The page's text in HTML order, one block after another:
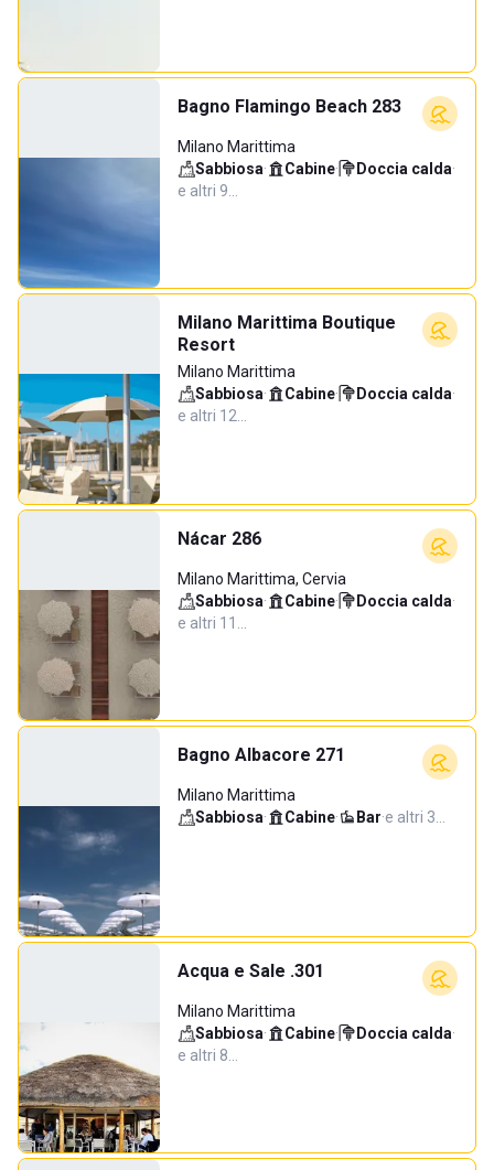
Bagno Flamingo Beach 283
Milano Marittima
Sabbiosa· Cabine· Doccia calda·
e altri 9…
Milano Marittima Boutique
Resort
Milano Marittima
Sabbiosa· Cabine· Doccia calda·
e altri 12…
Nácar 286
Milano Marittima, Cervia
Sabbiosa· Cabine· Doccia calda·
e altri 11…
Bagno Albacore 271
Milano Marittima
Sabbiosa· Cabine· Bar·e altri 3…
Acqua e Sale .301
Milano Marittima
Sabbiosa· Cabine· Doccia calda·
e altri 8…